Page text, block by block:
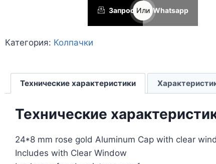
Запрос Или Whatsapp
Категория: Колпачки
Технические характеристики
Технические
24*8 mm rose gold Aluminum Cap with clear
Includes with Clear Window